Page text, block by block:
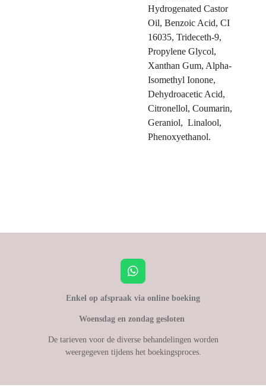
Hydrogenated Castor
Oil, Benzoic Acid, CI
16035, Trideceth-9,
Propylene Glycol,
Xanthan Gum, Alpha-
Isomethyl Ionone,
Dehydroacetic Acid,
Citronellol, Coumarin,
Geraniol, Linalool,
Phenoxyethanol.
W
a
s
p
p
Enkel op afspraak via online boeking
Woensdag en zondag gesloten
De tarieven voor de diverse behandelingen worden
weergegeven tijdens het boekingsproces.